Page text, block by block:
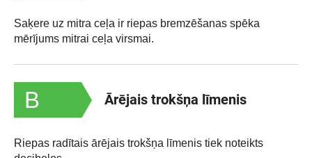
Saķere uz mitra ceļa ir riepas bremzēšanas spēka
mērījums mitrai ceļa virsmai.
B Ārējais trokšņa līmenis
Riepas radītais ārējais trokšņa līmenis tiek noteikts